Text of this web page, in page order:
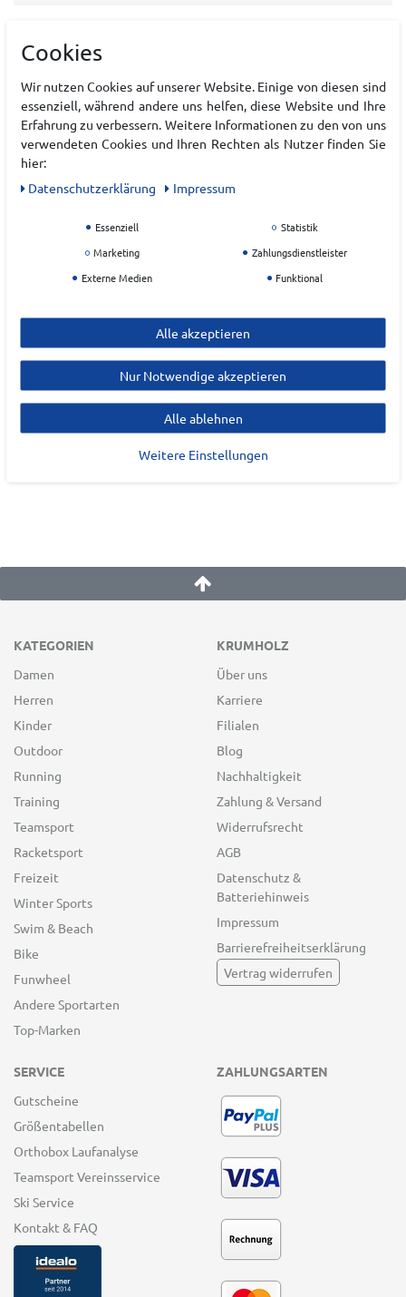
Art.-ID:22225254
EAN: 4009675876459
Materialzusammensetzung: 65% Baumwolle, 25%
Polyester, 10% Elasthan
EU Verantwortlicher
72459Albstadt
KATEGORIEN
Damen
Herren
Kinder
Outdoor
Running
Training
Teamsport
Racketsport
Freizeit
Winter Sports
Swim & Beach
Bike
Funwheel
Andere Sportarten
Top-Marken
KRUMHOLZ
Über uns
Karriere
Filialen
Blog
Nachhaltigkeit
Zahlung & Versand
Widerrufsrecht
AGB
Datenschutz &
Batteriehinweis
Impressum
Barrierefreiheitserklärung
Vertrag widerrufen
SERVICE
Gutscheine
Größentabellen
Orthobox Laufanalyse
Teamsport Vereinsservice
Ski Service
Kontakt & FAQ
ZAHLUNGSARTEN
Cookies
Wir nutzen Cookies auf unserer Website. Einige von diesen sind
essenziell, während andere uns helfen, diese Website und Ihre
Erfahrung zu verbessern. Weitere Informationen zu den von uns
verwendeten Cookies und Ihren Rechten als Nutzer finden Sie
hier:
Daten­schutz­erklärung
Impressum
Essenziell
Statistik
Marketing
Zahlungsdienstleister
Externe Medien
Funktional
Alle akzeptieren
Nur Notwendige akzeptieren
Alle ablehnen
Weitere Einstellungen